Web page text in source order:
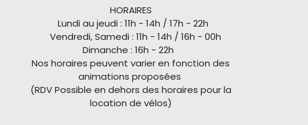
HORAIRES
Lundi au jeudi : 11h - 14h / 17h - 22h
Vendredi, Samedi : 11h - 14h / 16h - 00h
Dimanche : 16h - 22h
Nos horaires peuvent varier en fonction des
animations proposées
(RDV Possible en dehors des horaires pour la
location de vélos)